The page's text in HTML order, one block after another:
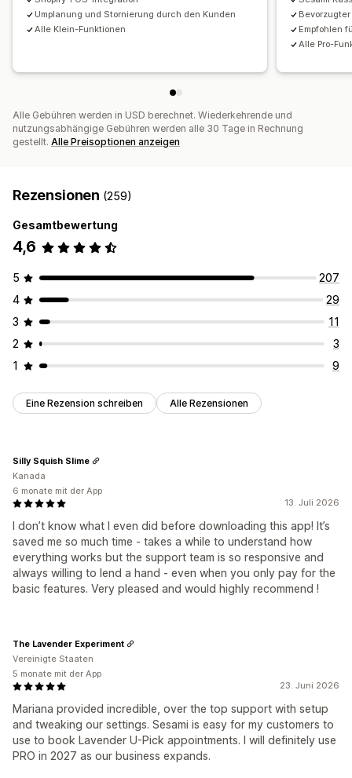
Buchungsseiten Kalender-Widget
Benutzerdefinierte Tickets
Benutzerdefinierte Formulare
Benutzerdefiniertes CSS
Umplanung und Stornierung durch den Kunden
Alle Klein-Funktionen
Empfohlen
Alle Pro-
Alle Gebühren werden in USD berechnet. Wiederkehrende und
nutzungsabhängige Gebühren werden alle 30 Tage in Rechnung
gestellt. Alle Preisoptionen anzeigen
Rezensionen (259)
Gesamtbewertung
4,6
5
207
4
29
3
11
2
3
1
9
Eine Rezension schreiben Alle Rezensionen
13. Juli 2026
I don’t know what I even did before downloading this app! It’s
saved me so much time - takes a while to understand how
everything works but the support team is so responsive and
always willing to lend a hand - even when you only pay for the
basic features. Very pleased and would highly recommend !
Silly Squish Slime
Kanada
6 monate mit der App
23. Juni 2026
Mariana provided incredible, over the top support with setup
and tweaking our settings. Sesami is easy for my customers to
use to book Lavender U-Pick appointments. I will definitely use
PRO in 2027 as our business expands.
The Lavender Experiment
Vereinigte Staaten
5 monate mit der App